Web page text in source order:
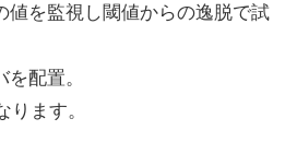
値を監視し閾値からの逸脱で試
配置。
ります。